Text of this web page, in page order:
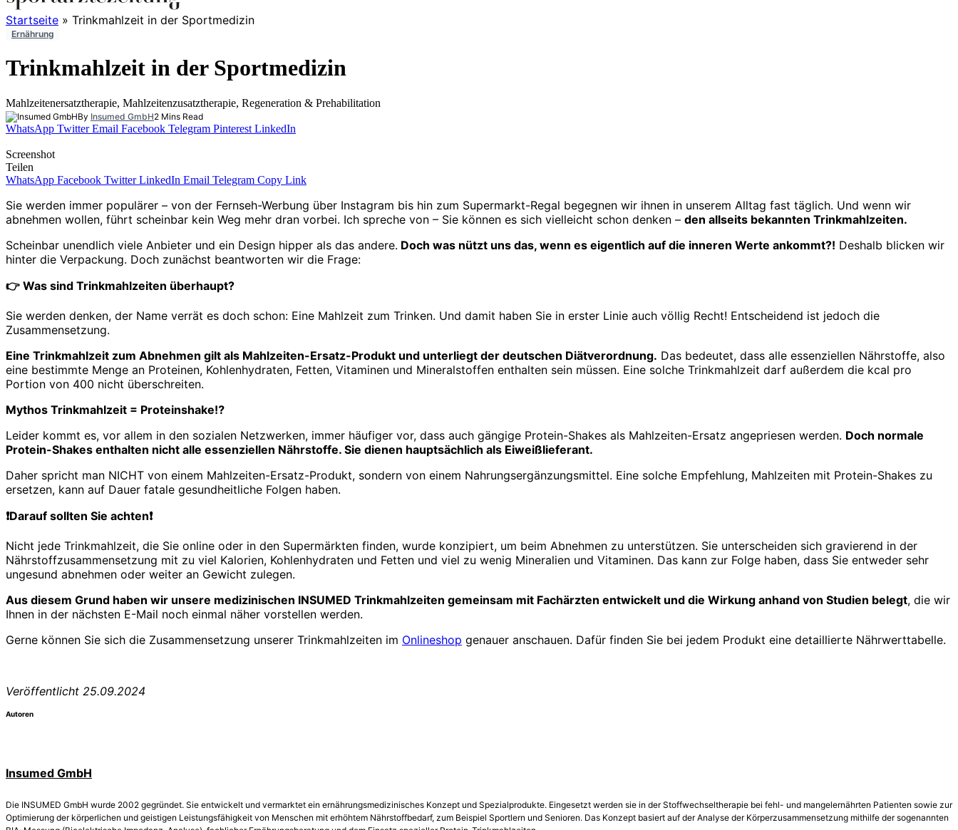
Startseite » Trinkmahlzeit in der Sportmedizin
Ernährung
Trinkmahlzeit in der Sportmedizin
Mahlzeitenersatztherapie, Mahlzeitenzusatztherapie, Regeneration & Prehabilitation
By Insumed GmbH2 Mins Read
WhatsApp Twitter Email Facebook Telegram Pinterest LinkedIn
Screenshot
Teilen
WhatsApp Facebook Twitter LinkedIn Email Telegram Copy Link
Sie werden immer populärer – von der Fernseh-Werbung über Instagram bis hin zum Supermarkt-Regal begegnen wir ihnen in unserem Alltag fast täglich. Und wenn wir
abnehmen wollen, führt scheinbar kein Weg mehr dran vorbei. Ich spreche von – Sie können es sich vielleicht schon denken – den allseits bekannten Trinkmahlzeiten.
Scheinbar unendlich viele Anbieter und ein Design hipper als das andere. Doch was nützt uns das, wenn es eigentlich auf die inneren Werte ankommt?! Deshalb blicken wir
hinter die Verpackung. Doch zunächst beantworten wir die Frage:
👉 Was sind Trinkmahlzeiten überhaupt?
Sie werden denken, der Name verrät es doch schon: Eine Mahlzeit zum Trinken. Und damit haben Sie in erster Linie auch völlig Recht! Entscheidend ist jedoch die
Zusammensetzung.
Eine Trinkmahlzeit zum Abnehmen gilt als Mahlzeiten-Ersatz-Produkt und unterliegt der deutschen Diätverordnung. Das bedeutet, dass alle essenziellen Nährstoffe, also
eine bestimmte Menge an Proteinen, Kohlenhydraten, Fetten, Vitaminen und Mineralstoffen enthalten sein müssen. Eine solche Trinkmahlzeit darf außerdem die kcal pro
Portion von 400 nicht überschreiten.
Mythos Trinkmahlzeit = Proteinshake⁉️
Leider kommt es, vor allem in den sozialen Netzwerken, immer häufiger vor, dass auch gängige Protein-Shakes als Mahlzeiten-Ersatz angepriesen werden. Doch normale
Protein-Shakes enthalten nicht alle essenziellen Nährstoffe. Sie dienen hauptsächlich als Eiweißlieferant.
Daher spricht man NICHT von einem Mahlzeiten-Ersatz-Produkt, sondern von einem Nahrungsergänzungsmittel. Eine solche Empfehlung, Mahlzeiten mit Protein-Shakes zu
ersetzen, kann auf Dauer fatale gesundheitliche Folgen haben.
❗Darauf sollten Sie achten❗
Nicht jede Trinkmahlzeit, die Sie online oder in den Supermärkten finden, wurde konzipiert, um beim Abnehmen zu unterstützen. Sie unterscheiden sich gravierend in der
Nährstoffzusammensetzung mit zu viel Kalorien, Kohlenhydraten und Fetten und viel zu wenig Mineralien und Vitaminen. Das kann zur Folge haben, dass Sie entweder sehr
ungesund abnehmen oder weiter an Gewicht zulegen.
Aus diesem Grund haben wir unsere medizinischen INSUMED Trinkmahlzeiten gemeinsam mit Fachärzten entwickelt und die Wirkung anhand von Studien belegt, die wir
Ihnen in der nächsten E-Mail noch einmal näher vorstellen werden.
Gerne können Sie sich die Zusammensetzung unserer Trinkmahlzeiten im Onlineshop genauer anschauen. Dafür finden Sie bei jedem Produkt eine detaillierte Nährwerttabelle.
Veröffentlicht 25.09.2024
Autoren
Insumed GmbH
Die INSUMED GmbH wurde 2002 gegründet. Sie entwickelt und vermarktet ein ernährungsmedizinisches Konzept und Spezialprodukte. Eingesetzt werden sie in der Stoffwechseltherapie bei fehl- und mangelernährten Patienten sowie zur
Optimierung der körperlichen und geistigen Leistungsfähigkeit von Menschen mit erhöhtem Nährstoffbedarf, zum Beispiel Sportlern und Senioren. Das Konzept basiert auf der Analyse der Körperzusammensetzung mithilfe der sogenannten